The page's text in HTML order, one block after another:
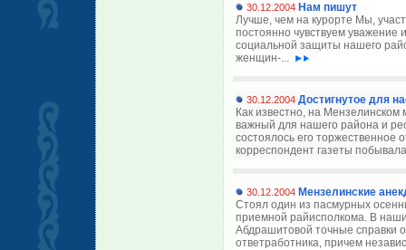
30.12.2004 Нам пишут
Лучше, чем на курорте Мы,
постоянно чувствуем уважение
социальной защиты нашего
женщин-...
30.12.2004 Достигнутое для
Как известно, на
важный для нашего района и
состоялось его торжественное
корреспондент газеты
30.12.2004 Мензелинские
Стоял один из пасмурных
приемной райисполкома. В
Абдрашитовой точные справки
ответработника, причем